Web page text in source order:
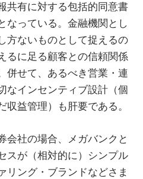
共有に対する包括的同意書
なっている。金融機関とし
方ないものとして捉えるの
るに足る顧客との信頼関係
併せて、あるべき営業・連
なインセンティブ設計（個
収益管理）も肝要である。
会社の場合、メガバンクと
スが（相対的に）シンプル
リング・ブランドなどさま